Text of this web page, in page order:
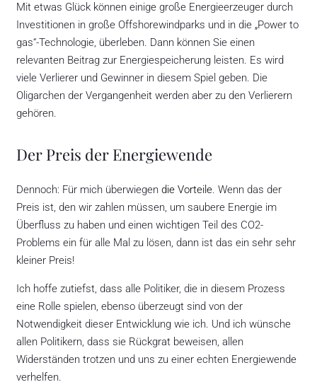
Mit etwas Glück können einige große Energieerzeuger durch
Investitionen in große Offshorewindparks und in die „Power to
gas“-Technologie, überleben. Dann können Sie einen
relevanten Beitrag zur Energiespeicherung leisten. Es wird
viele Verlierer und Gewinner in diesem Spiel geben. Die
Oligarchen der Vergangenheit werden aber zu den Verlierern
gehören.
Der Preis der Energiewende
Dennoch: Für mich überwiegen die Vorteile. Wenn das der
Preis ist, den wir zahlen müssen, um saubere Energie im
Überfluss zu haben und einen wichtigen Teil des CO2-
Problems ein für alle Mal zu lösen, dann ist das ein sehr sehr
kleiner Preis!
Ich hoffe zutiefst, dass alle Politiker, die in diesem Prozess
eine Rolle spielen, ebenso überzeugt sind von der
Notwendigkeit dieser Entwicklung wie ich. Und ich wünsche
allen Politikern, dass sie Rückgrat beweisen, allen
Widerständen trotzen und uns zu einer echten Energiewende
verhelfen.